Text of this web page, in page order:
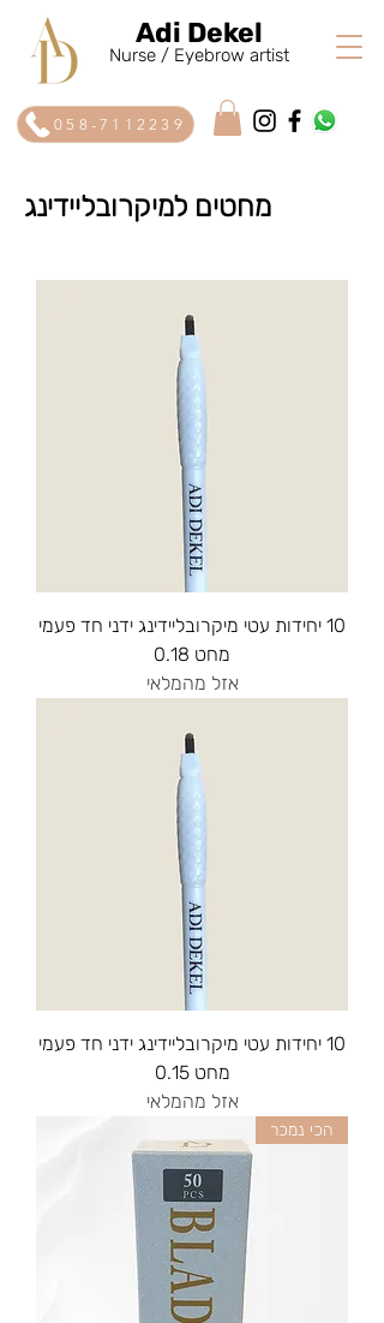
Adi Dekel
Nurse / Eyebrow artist
058-7112239
מחטים למיקרובליידינג
10 יחידות עטי מיקרובליידינג ידני חד פעמי
מחט 0.18
אזל מהמלאי
10 יחידות עטי מיקרובליידינג ידני חד פעמי
מחט 0.15
אזל מהמלאי
הכי נמכר